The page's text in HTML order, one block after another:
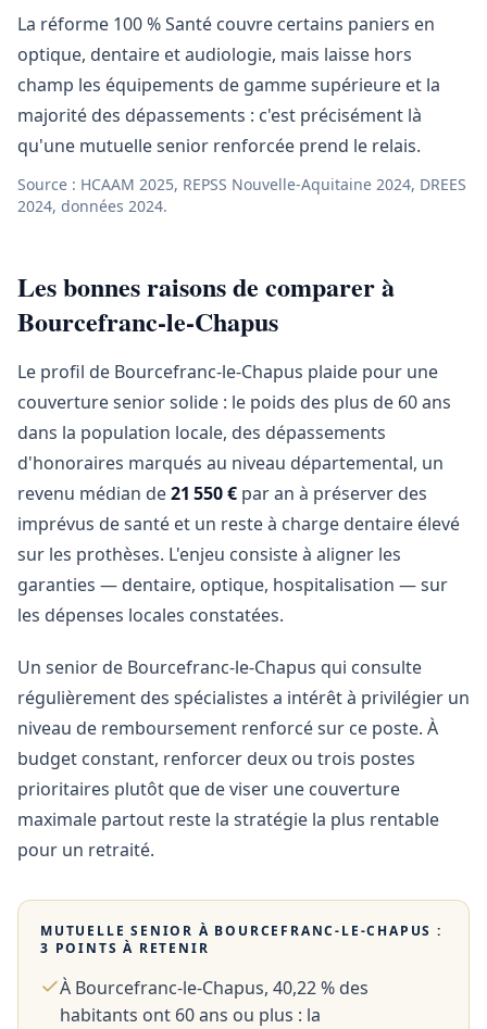
La réforme 100 % Santé couvre certains paniers en
optique, dentaire et audiologie, mais laisse hors
champ les équipements de gamme supérieure et la
majorité des dépassements : c'est précisément là
qu'une mutuelle senior renforcée prend le relais.
Source : HCAAM 2025, REPSS Nouvelle-Aquitaine 2024, DREES
2024, données 2024.
Les bonnes raisons de comparer à
Bourcefranc-le-Chapus
Le profil de Bourcefranc-le-Chapus plaide pour une
couverture senior solide : le poids des plus de 60 ans
dans la population locale, des dépassements
d'honoraires marqués au niveau départemental, un
revenu médian de21 550 € par an à préserver des
imprévus de santé et un reste à charge dentaire élevé
sur les prothèses. L'enjeu consiste à aligner les
garanties — dentaire, optique, hospitalisation — sur
les dépenses locales constatées.
Un senior de Bourcefranc-le-Chapus qui consulte
régulièrement des spécialistes a intérêt à privilégier un
niveau de remboursement renforcé sur ce poste. À
budget constant, renforcer deux ou trois postes
prioritaires plutôt que de viser une couverture
maximale partout reste la stratégie la plus rentable
pour un retraité.
MUTUELLE SENIOR À BOURCEFRANC-LE-CHAPUS :
3 POINTS À RETENIR
À Bourcefranc-le-Chapus, 40,22 % des
habitants ont 60 ans ou plus : la